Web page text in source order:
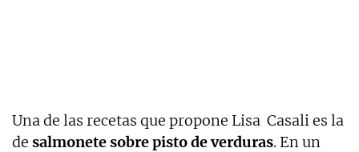
Una de las recetas que propone Lisa Casali es la
de salmonete sobre pisto de verduras. En un